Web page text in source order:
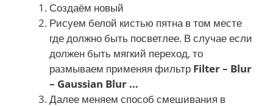
Создаём новый
Рисуем белой кистью пятна в том месте
где должно быть посветлее. В случае если
должен быть мягкий переход, то
размываем применяя фильтр Filter – Blur
– Gaussian Blur …
Далее меняем способ смешивания в